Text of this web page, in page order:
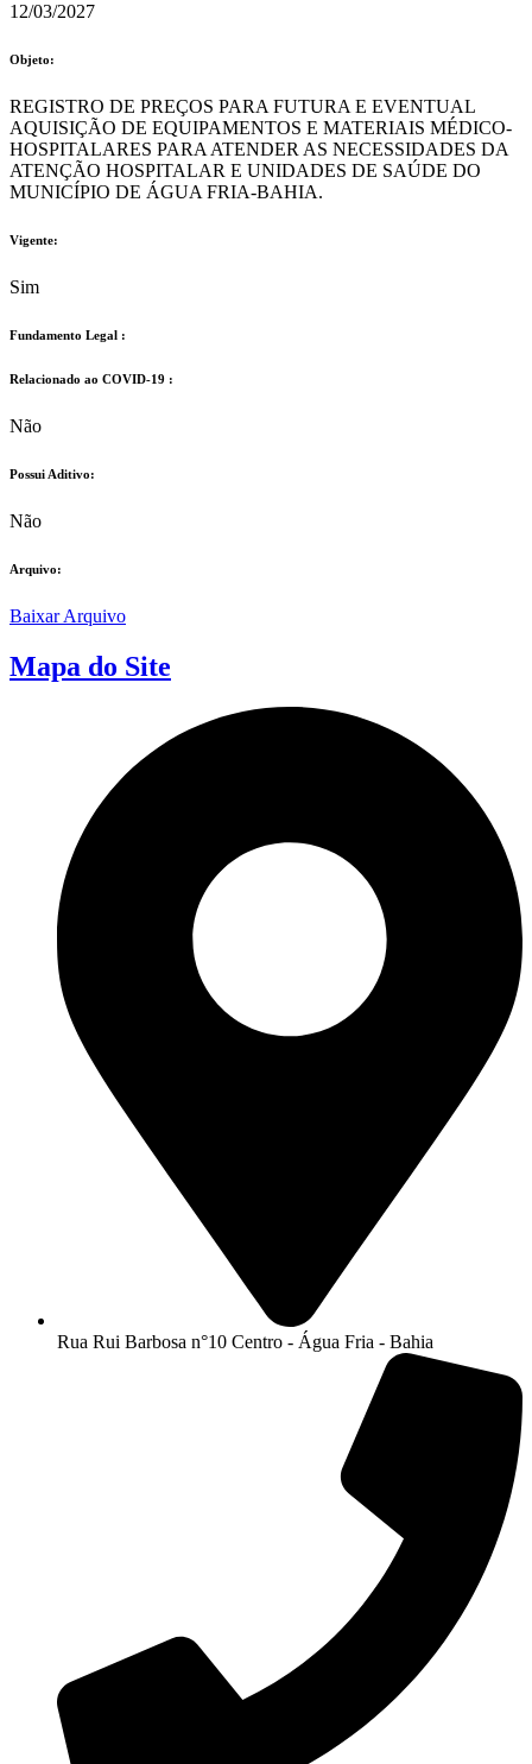
12/03/2027
Objeto:
REGISTRO DE PREÇOS PARA FUTURA E EVENTUAL
AQUISIÇÃO DE EQUIPAMENTOS E MATERIAIS MÉDICO-
HOSPITALARES PARA ATENDER AS NECESSIDADES DA
ATENÇÃO HOSPITALAR E UNIDADES DE SAÚDE DO
MUNICÍPIO DE ÁGUA FRIA-BAHIA.
Vigente:
Sim
Fundamento Legal :​
Relacionado ao COVID-19 :​
Não
Possui Aditivo:​
Não
Arquivo:
Baixar Arquivo
Mapa do Site
Rua Rui Barbosa n°10 Centro - Água Fria - Bahia